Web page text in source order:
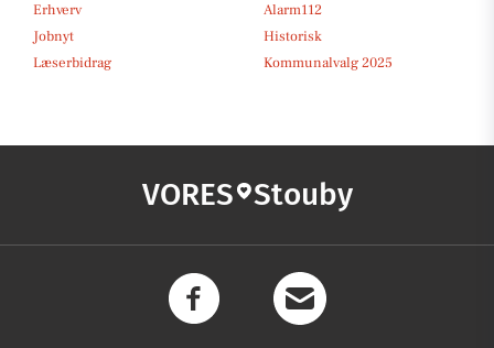
Erhverv
Alarm112
Jobnyt
Historisk
Læserbidrag
Kommunalvalg 2025
VORES Stouby